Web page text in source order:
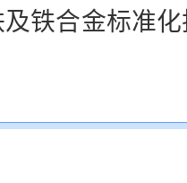
铁合金标准